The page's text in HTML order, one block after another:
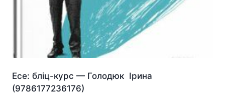
Есе: бліц-курс — Голодюк Ірина
(9786177236176)